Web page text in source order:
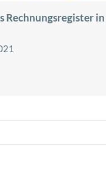
Rechnungsregister in